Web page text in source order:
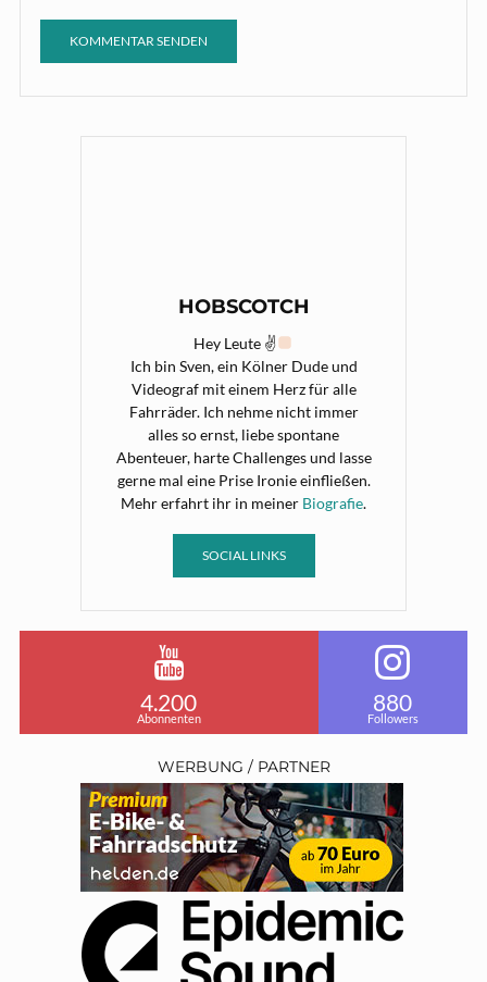
HOBSCOTCH
Hey Leute ✌
Ich bin Sven, ein Kölner Dude und
Videograf mit einem Herz für alle
Fahrräder. Ich nehme nicht immer
alles so ernst, liebe spontane
Abenteuer, harte Challenges und lasse
gerne mal eine Prise Ironie einfließen.
Mehr erfahrt ihr in meiner Biografie.
SOCIAL LINKS
4.200
Abonnenten
880
Followers
WERBUNG / PARTNER